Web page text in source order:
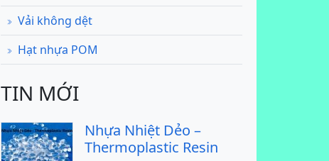
Vải không dệt
Hạt nhựa POM
TIN MỚI
Nhựa Nhiệt Dẻo –
Thermoplastic Resin